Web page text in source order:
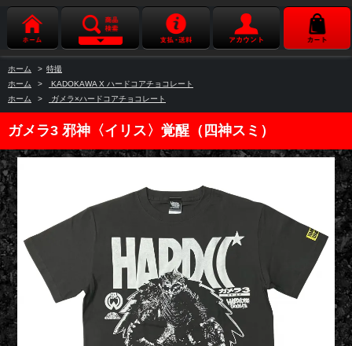
ホーム > 特撮
ホーム
>
KADOKAWA X ハードコアチョコレート
ホーム
> ガメラ×ハードコアチョコレート
ガメラ3 邪神〈イリス〉覚醒（四神スミ）